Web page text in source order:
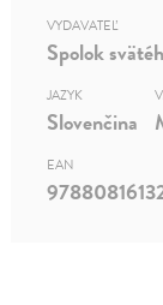
VYDAVATEĽ
Spolok
JAZYK
Slovenčina
EAN